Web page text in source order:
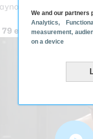
We and our partners
Analytics,
measurement,
on a device
25 dagen
79 euro inc.